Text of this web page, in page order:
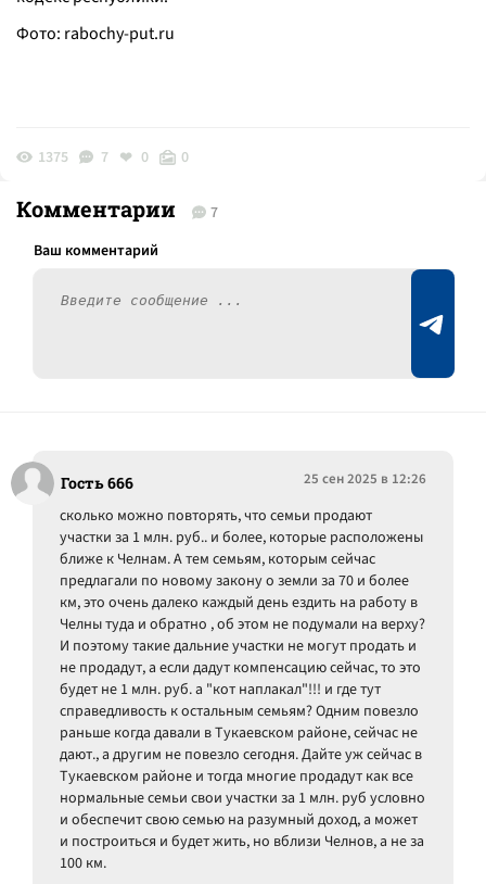
Фото: rabochy-put.ru
1375 7 0 0
Комментарии 7
Гость 666 25 сен 2025 в 12:26
сколько можно повторять, что семьи продают
участки за 1 млн. руб.. и более, которые расположены
ближе к Челнам. А тем семьям, которым сейчас
предлагали по новому закону о земли за 70 и более
км, это очень далеко каждый день ездить на работу в
Челны туда и обратно , об этом не подумали на верху?
И поэтому такие дальние участки не могут продать и
не продадут, а если дадут компенсацию сейчас, то это
будет не 1 млн. руб. а "кот наплакал"!!! и где тут
справедливость к остальным семьям? Одним повезло
раньше когда давали в Тукаевском районе, сейчас не
дают., а другим не повезло сегодня. Дайте уж сейчас в
Тукаевском районе и тогда многие продадут как все
нормальные семьи свои участки за 1 млн. руб условно
и обеспечит свою семью на разумный доход, а может
и построиться и будет жить, но вблизи Челнов, а не за
100 км.